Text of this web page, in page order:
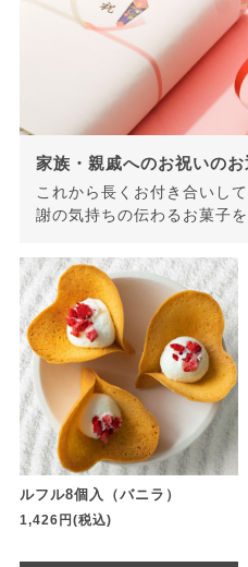
家族・親戚へのお祝いの
これから長くお付き合いし
謝の気持ちの伝わるお菓子を
ルフル8個入（バニラ）
1,426円(税込)